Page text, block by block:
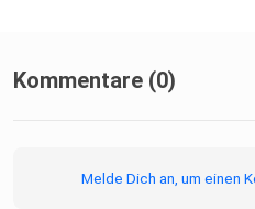
Kommentare (0)
Melde Dich an, um einen